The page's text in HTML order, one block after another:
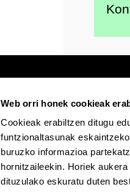
Web orri honek cookieak
Cookieak erabiltzen ditugu
funtzionaltasunak
buruzko informazioa
hornitzaileekin. Horiek
dituzulako eskuratu duten